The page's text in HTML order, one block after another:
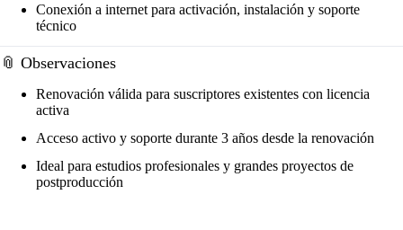
Conexión a internet para activación, instalación y soporte
técnico
📎 Observaciones
Renovación válida para suscriptores existentes con licencia
activa
Acceso activo y soporte durante 3 años desde la renovación
Ideal para estudios profesionales y grandes proyectos de
postproducción